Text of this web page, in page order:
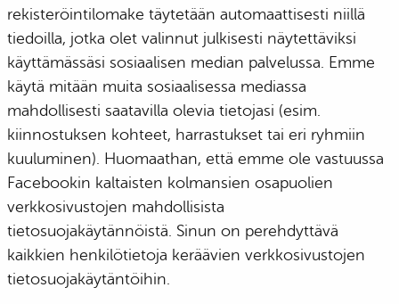
rekisteröintilomake täytetään automaattisesti niillä
tiedoilla, jotka olet valinnut julkisesti näytettäviksi
käyttämässäsi sosiaalisen median palvelussa. Emme
käytä mitään muita sosiaalisessa mediassa
mahdollisesti saatavilla olevia tietojasi (esim.
kiinnostuksen kohteet, harrastukset tai eri ryhmiin
kuuluminen). Huomaathan, että emme ole vastuussa
Facebookin kaltaisten kolmansien osapuolien
verkkosivustojen mahdollisista
tietosuojakäytännöistä. Sinun on perehdyttävä
kaikkien henkilötietoja keräävien verkkosivustojen
tietosuojakäytäntöihin.